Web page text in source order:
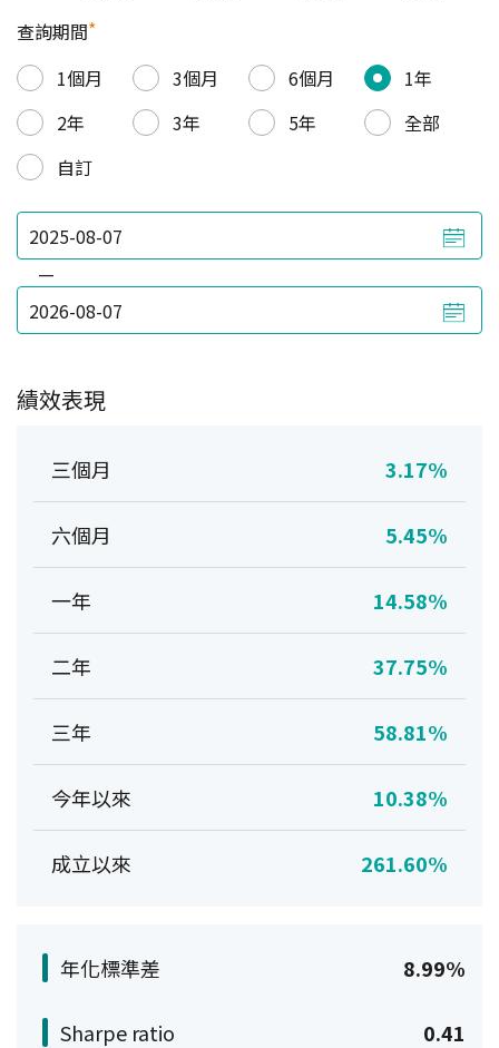
查詢期間*
1個月
3個月 6個月
1年
2年
3年 5年
全部
自訂
—
績效表現
三個月 3.17%
六個月 5.45%
一年 14.58%
二年 37.75%
三年 58.81%
今年以來 10.38%
成立以來 261.60%
年化標準差 8.99%
Sharpe ratio 0.41